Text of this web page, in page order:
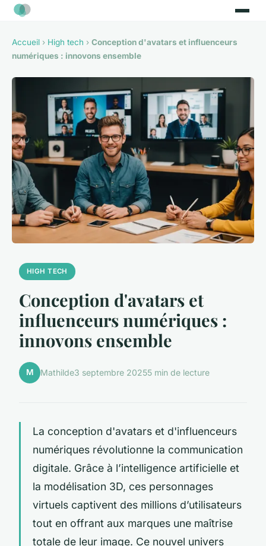
Accueil › High tech › Conception d'avatars et influenceurs
numériques : innovons ensemble
HIGH TECH
Conception d'avatars et
influenceurs numériques :
innovons ensemble
M Mathilde3 septembre 20255 min de lecture
La conception d'avatars et d'influenceurs
numériques révolutionne la communication
digitale. Grâce à l’intelligence artificielle et
la modélisation 3D, ces personnages
virtuels captivent des millions d’utilisateurs
tout en offrant aux marques une maîtrise
totale de leur image. Ce nouvel univers